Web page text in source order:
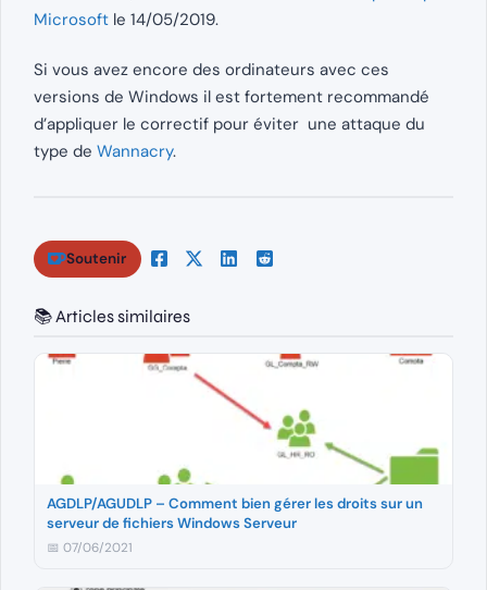
Microsoft le 14/05/2019.
Si vous avez encore des ordinateurs avec ces
versions de Windows il est fortement recommandé
d’appliquer le correctif pour éviter une attaque du
type de Wannacry.
Soutenir
📚 Articles similaires
AGDLP/AGUDLP – Comment bien gérer les droits sur un
serveur de fichiers Windows Serveur
📅 07/06/2021